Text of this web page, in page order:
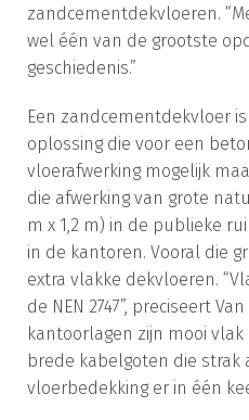
zandcementdekvloeren.
wel één van de grootste
geschiedenis.”
Een zandcementdekvloer is
oplossing die voor een
vloerafwerking mogelijk
die afwerking van grote
m x 1,2 m) in de publieke
in de kantoren. Vooral die
extra vlakke dekvloeren.
de NEN 2747”, preciseert
kantoorlagen zijn mooi vlak
brede kabelgoten die strak
vloerbedekking er in één